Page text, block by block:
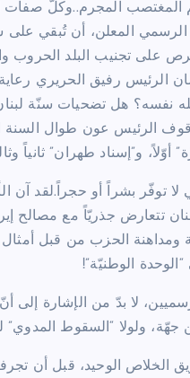
المغتصب المجرم..وكلّ
الرسمي المعلن، أن تُبقي
على تجنيب البلد الحروب
الرئيس رفيق الحريري رعاية
نفسه؟ هل تضحيات سنّة
في “7 أيّار المجيد”؟ هل وقوف
و”إسناد طهران” ثانياً
توفّر بشراً أو حجراً.لقد آن
تتعارض جذريّاً مع
الحزب من قبل أمثال
الوطنيّة”!
لا بدّ من الإشارة إلى
ولولا “السقوط
الوحيد، قبل أن تجرفنا